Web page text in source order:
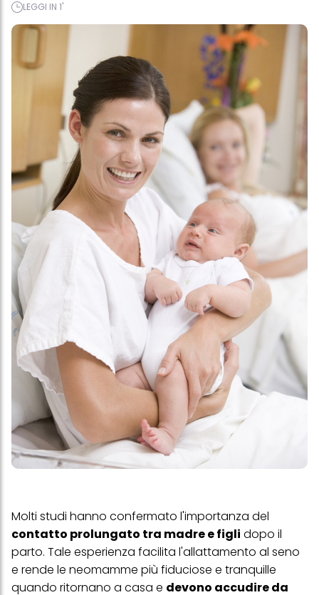
LEGGI IN 1'
Molti studi hanno confermato l'importanza del
contatto prolungato tra madre e figli dopo il
parto. Tale esperienza facilita l'allattamento al seno
e rende le neomamme più fiduciose e tranquille
quando ritornano a casa e devono accudire da